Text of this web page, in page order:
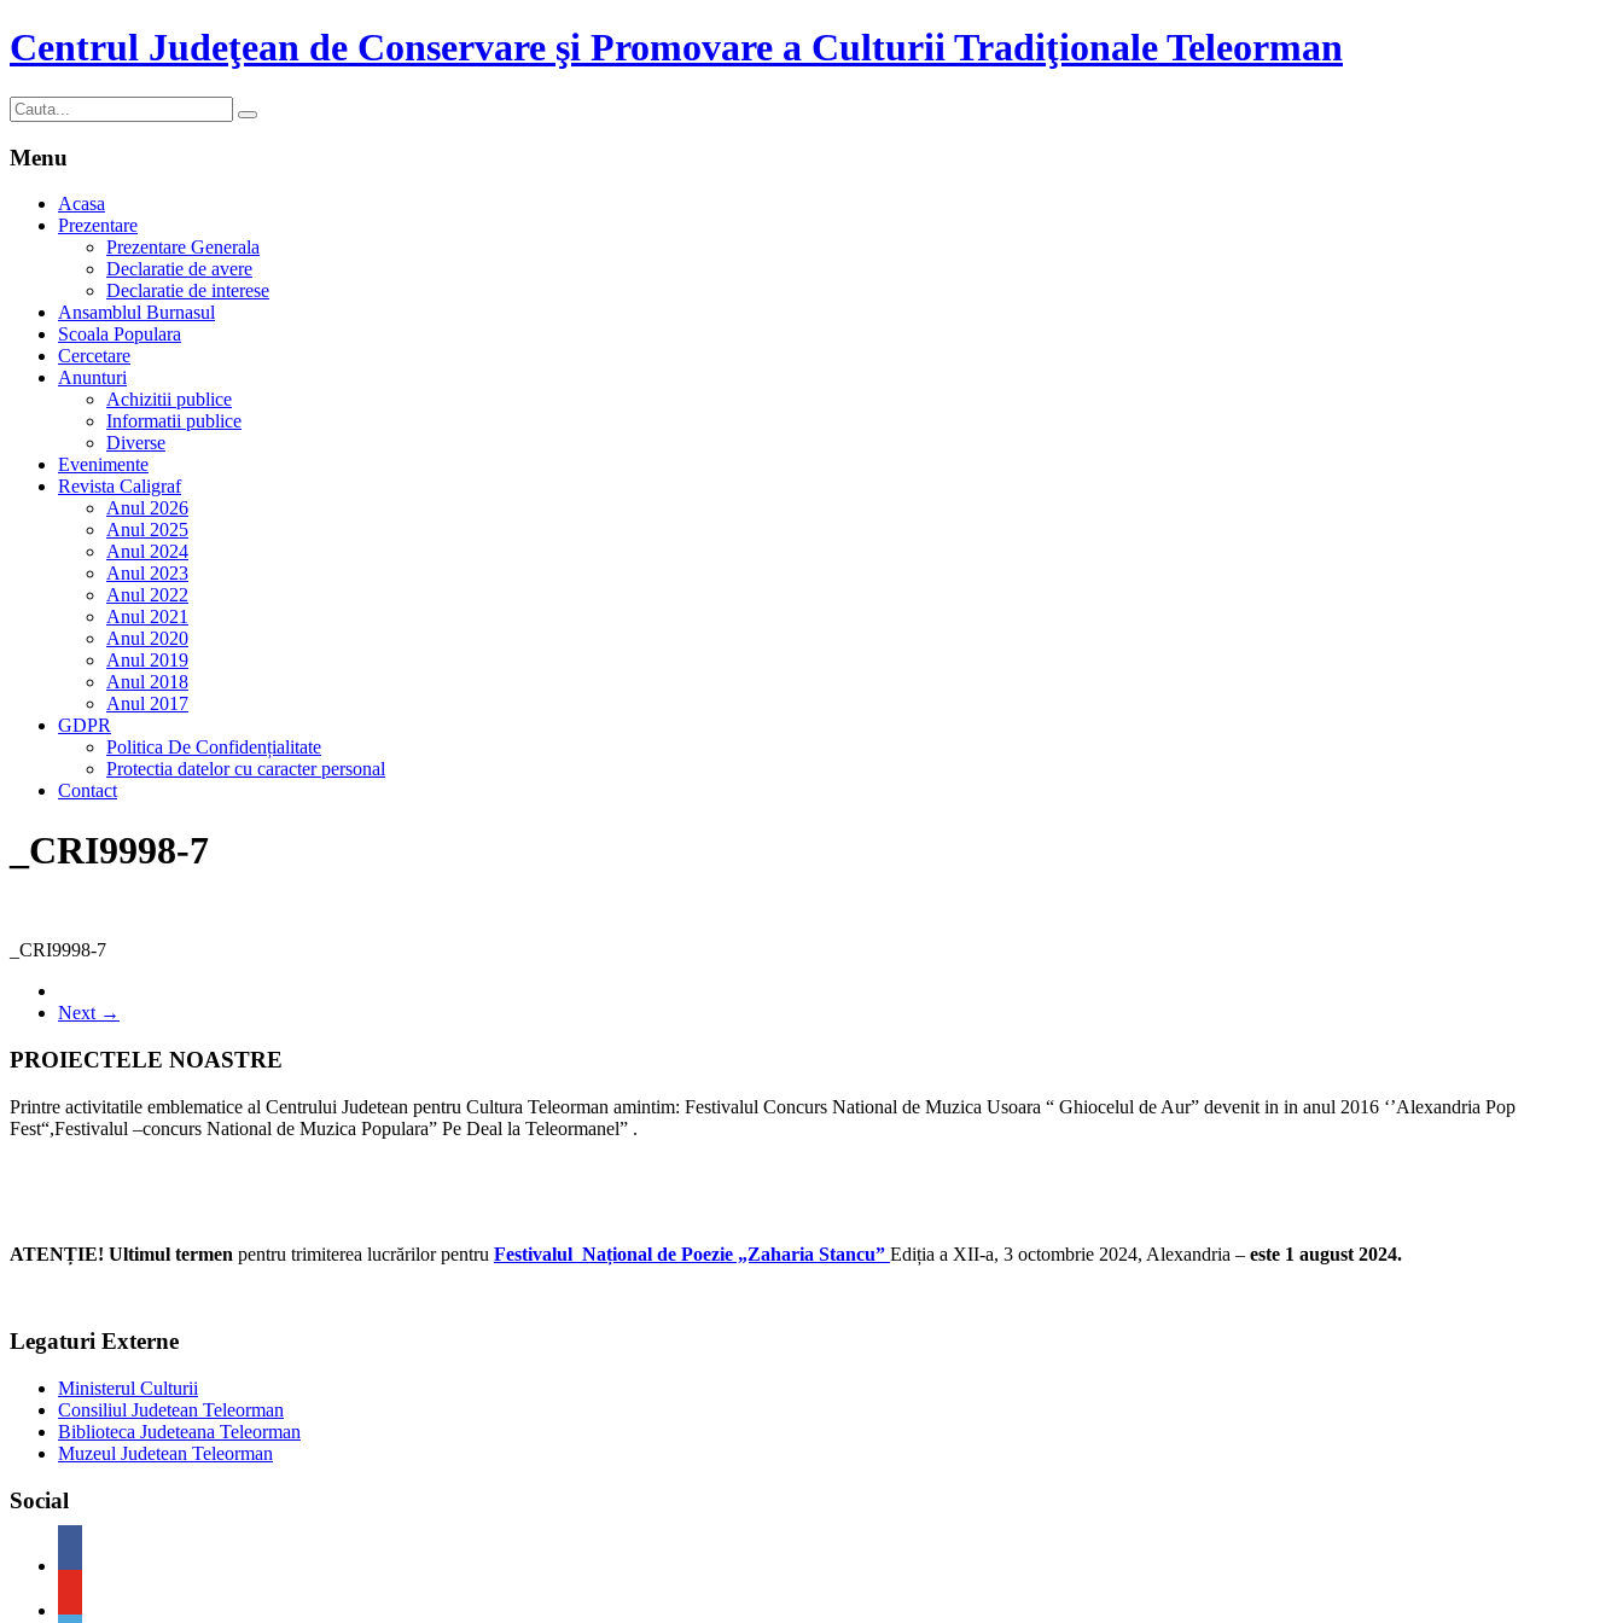
Centrul Judeţean de Conservare şi Promovare a Culturii Tradiţionale Teleorman
Menu
Acasa
Prezentare
Prezentare Generala
Declaratie de avere
Declaratie de interese
Ansamblul Burnasul
Scoala Populara
Cercetare
Anunturi
Achizitii publice
Informatii publice
Diverse
Evenimente
Revista Caligraf
Anul 2026
Anul 2025
Anul 2024
Anul 2023
Anul 2022
Anul 2021
Anul 2020
Anul 2019
Anul 2018
Anul 2017
GDPR
Politica De Confidențialitate
Protectia datelor cu caracter personal
Contact
_CRI9998-7
_CRI9998-7
Next →
PROIECTELE NOASTRE
Printre activitatile emblematice al Centrului Judetean pentru Cultura Teleorman amintim: Festivalul Concurs National de Muzica Usoara “ Ghiocelul de Aur” devenit in in anul 2016 ‘’Alexandria Pop
Fest“,Festivalul –concurs National de Muzica Populara” Pe Deal la Teleormanel” .
ATENȚIE! Ultimul termen pentru trimiterea lucrărilor pentru Festivalul Național de Poezie „Zaharia Stancu” Ediția a XII-a, 3 octombrie 2024, Alexandria – este 1 august 2024.
Legaturi Externe
Ministerul Culturii
Consiliul Judetean Teleorman
Biblioteca Judeteana Teleorman
Muzeul Judetean Teleorman
Social